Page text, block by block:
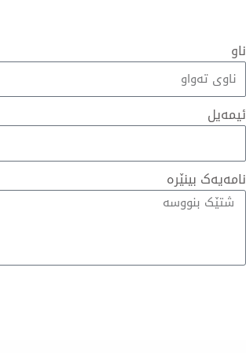
ناو
ئیمەیل
نامەیەک بینێرە